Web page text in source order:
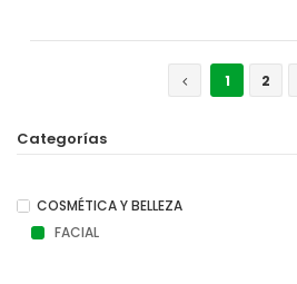
1
2
Categorías
COSMÉTICA Y BELLEZA
FACIAL